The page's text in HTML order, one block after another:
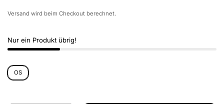
Versand wird beim Checkout berechnet.
Nur ein Produkt übrig!
OS